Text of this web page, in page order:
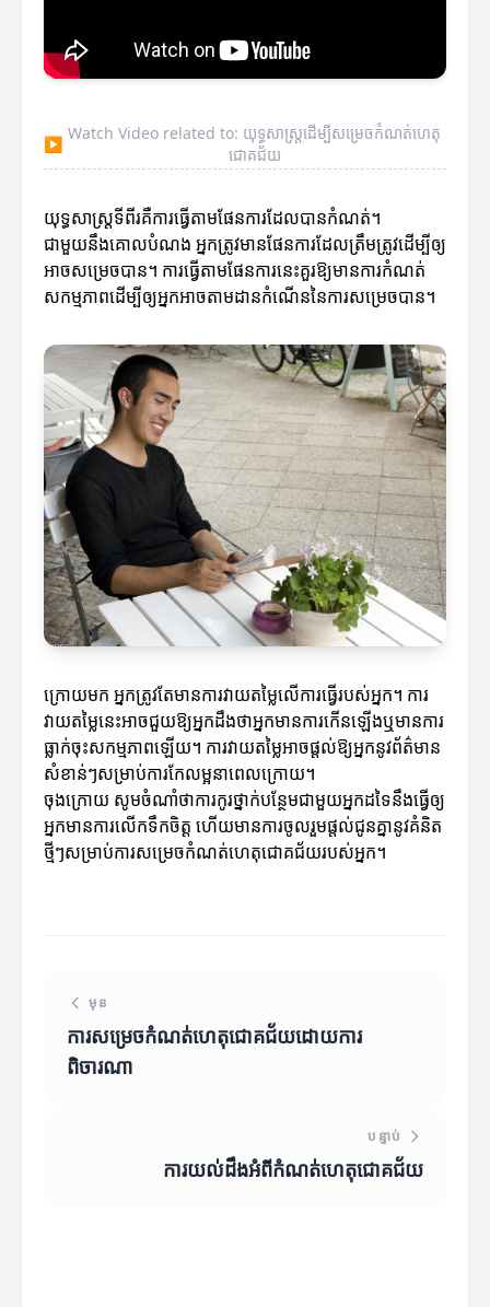
▶
Watch Video related to: យុទ្ធសាស្ត្រដើម្បីសម្រេចកំណត់ហេតុ
ជោគជ័យ
យុទ្ធសាស្ត្រទីពីរគឺការធ្វើតាមផែនការដែលបានកំណត់។
ជាមួយនឹងគោលបំណង អ្នកត្រូវមានផែនការដែលត្រឹមត្រូវដើម្បីឲ្យ
អាចសម្រេចបាន។ ការធ្វើតាមផែនការនេះគួរឱ្យមានការកំណត់
សកម្មភាពដើម្បីឲ្យអ្នកអាចតាមដានកំណើននៃការសម្រេចបាន។
ក្រោយមក អ្នកត្រូវតែមានការវាយតម្លៃលើការធ្វើរបស់អ្នក។ ការ
វាយតម្លៃនេះអាចជួយឱ្យអ្នកដឹងថាអ្នកមានការកើនឡើងឬមានការ
ធ្លាក់ចុះសកម្មភាពឡើយ។ ការវាយតម្លៃអាចផ្តល់ឱ្យអ្នកនូវព័ត៌មាន
សំខាន់ៗសម្រាប់ការកែលម្អនាពេលក្រោយ។
ចុងក្រោយ សូមចំណាំថាការកូរថ្នាក់បន្ថែមជាមួយអ្នកដទៃនឹងធ្វើឲ្យ
អ្នកមានការលើកទឹកចិត្ដ ហើយមានការចូលរួមផ្តល់ជូនគ្នានូវគំនិត
ថ្មីៗសម្រាប់ការសម្រេចកំណត់ហេតុជោគជ័យរបស់អ្នក។
មុន
ការសម្រេចកំណត់ហេតុជោគជ័យដោយការ
ពិចារណា
បន្ទាប់
ការយល់ដឹងអំពីកំណត់ហេតុជោគជ័យ